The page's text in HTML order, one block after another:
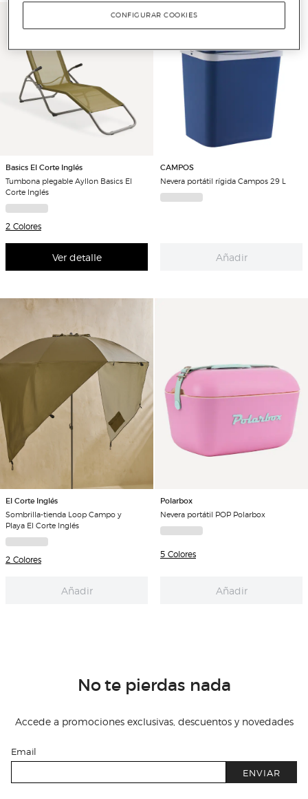
Basics El Corte Inglés
Tumbona plegable Ayllon Basics El
Corte Inglés
2 Colores
Ver detalle
CAMPOS
Nevera portátil rígida Campos 29 L
Añadir
El Corte Inglés
Sombrilla-tienda Loop Campo y
Playa El Corte Inglés
2 Colores
Añadir
Polarbox
Nevera portátil POP Polarbox
5 Colores
Añadir
No te pierdas nada
Accede a promociones exclusivas, descuentos y novedades
Email
ENVIAR
CONFIGURAR COOKIES